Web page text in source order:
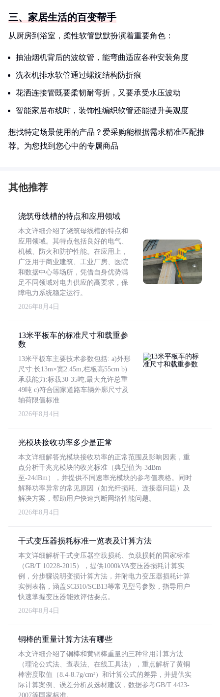
三、家居生活的百变帮手
从厨房到浴室，柔性软管默默扮演着重要角色：
抽油烟机背后的波纹管，能弯曲适应各种安装角度
洗衣机排水软管通过螺旋结构防折痕
花洒连接管既要柔韧耐弯折，又要承受水压波动
智能家居布线时，装饰性编织软管还能提升美观度
想找特定场景使用的产品？爱采购能根据需求精准匹配推
荐。为您找到您心中的专属商品
其他推荐
浇筑母线槽的特点和应用领域
本文详细介绍了浇筑母线槽的特点和
应用领域。其特点包括良好的电气、
机械、防火和防护性能。在应用上，
广泛用于商业建筑、工业厂房、医院
和数据中心等场所，凭借自身优势满
足不同领域对电力供应的高要求，保
障电力系统稳定运行。
2026年8月4日
13米平板车的标准尺寸和载重参
数
13米平板车主要技术参数包括: a)外形
尺寸:长13m×宽2.45m,栏板高55cm b)
承载能力:标载30-35吨,最大允许总重
49吨 c)符合国家道路车辆外廓尺寸及
轴荷限值标准
2026年8月4日
光模块接收功率多少是正常
本文详细解答光模块接收功率的正常范围及影响因素，重
点分析千兆光模块的收光标准（典型值为-3dBm
至-24dBm），并提供不同速率光模块的参考值表格。同时
解释功率异常的常见原因（如光纤损耗、连接器问题）及
解决方案，帮助用户快速判断网络性能问题。
2026年8月4日
干式变压器损耗标准一览表及计算方法
本文详细解析干式变压器空载损耗、负载损耗的国家标准
（GB/T 10228-2015），提供1000kVA变压器损耗计算实
例，分步骤说明变损计算方法，并附电力变压器损耗计算
实例表格，涵盖SCB10/SCB13等常见型号参数，指导用户
快速掌握变压器能效评估要点。
2026年8月4日
铜棒的重量计算方法有哪些
本文详细介绍了铜棒和黄铜棒重量的三种常用计算方法
（理论公式法、查表法、在线工具法），重点解析了黄铜
棒密度取值（8.4-8.7g/cm³）和计算公式的差异，并提供实
际计算案例、误差分析及选材建议，数据参考GB/T 4423-
2007等国家标准。